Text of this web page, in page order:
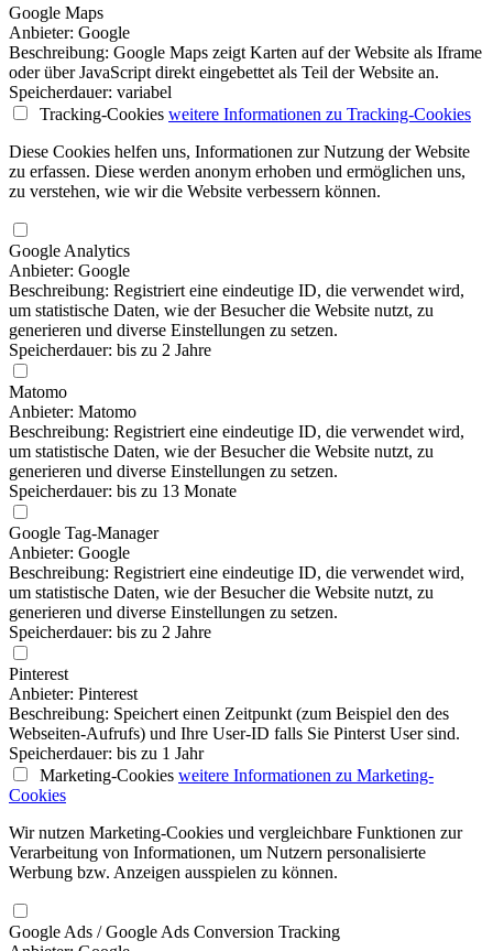
Google Maps
Anbieter: Google
Beschreibung: Google Maps zeigt Karten auf der Website als Iframe
oder über JavaScript direkt eingebettet als Teil der Website an.
Speicherdauer: variabel
Tracking-Cookies weitere Informationen zu Tracking-Cookies
Diese Cookies helfen uns, Informationen zur Nutzung der Website
zu erfassen. Diese werden anonym erhoben und ermöglichen uns,
zu verstehen, wie wir die Website verbessern können.
Google Analytics
Anbieter: Google
Beschreibung: Registriert eine eindeutige ID, die verwendet wird,
um statistische Daten, wie der Besucher die Website nutzt, zu
generieren und diverse Einstellungen zu setzen.
Speicherdauer: bis zu 2 Jahre
Matomo
Anbieter: Matomo
Beschreibung: Registriert eine eindeutige ID, die verwendet wird,
um statistische Daten, wie der Besucher die Website nutzt, zu
generieren und diverse Einstellungen zu setzen.
Speicherdauer: bis zu 13 Monate
Google Tag-Manager
Anbieter: Google
Beschreibung: Registriert eine eindeutige ID, die verwendet wird,
um statistische Daten, wie der Besucher die Website nutzt, zu
generieren und diverse Einstellungen zu setzen.
Speicherdauer: bis zu 2 Jahre
Pinterest
Anbieter: Pinterest
Beschreibung: Speichert einen Zeitpunkt (zum Beispiel den des
Webseiten-Aufrufs) und Ihre User-ID falls Sie Pinterst User sind.
Speicherdauer: bis zu 1 Jahr
Marketing-Cookies weitere Informationen zu Marketing-
Cookies
Wir nutzen Marketing-Cookies und vergleichbare Funktionen zur
Verarbeitung von Informationen, um Nutzern personalisierte
Werbung bzw. Anzeigen ausspielen zu können.
Google Ads / Google Ads Conversion Tracking